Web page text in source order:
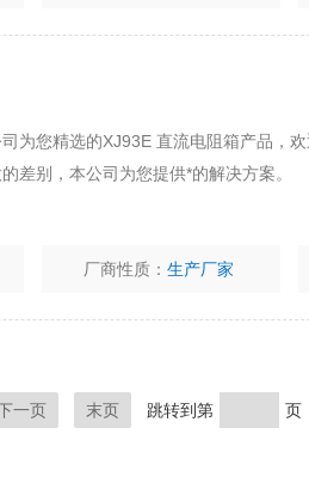
为您精选的XJ93E 直流电阻箱产品，
差别，本公司为您提供*的解决方案。
厂商性质：生产厂家
一页 末页 跳转到第 页